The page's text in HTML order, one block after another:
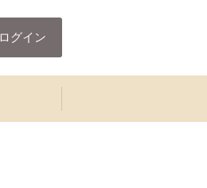
ログイン